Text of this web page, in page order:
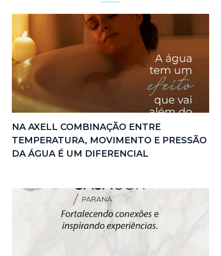
NA AXELL COMBINAÇÃO ENTRE
TEMPERATURA, MOVIMENTO E PRESSÃO
DA ÁGUA É UM DIFERENCIAL